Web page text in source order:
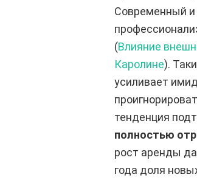
Современный и
(Влияние
Каролине).
усиливает
тенденция
полностью
рост аренды
года доля